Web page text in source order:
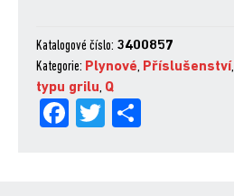
na
grily
Q™
1000N
a
Katalogové číslo: 3400857
Kategorie: Plynové, Příslušenství,
typu grilu, Q
Fa
Tw